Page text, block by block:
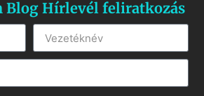
Blog Hírlevél feliratkozás